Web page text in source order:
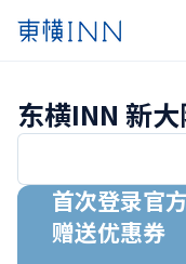
东横INN 新
首次登录官
赠送优惠券